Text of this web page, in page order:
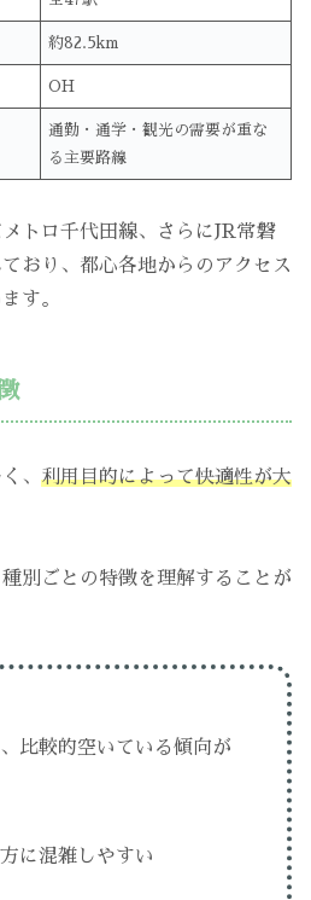
約82.5km
OH
通勤・通学・観光の需要が重な
る主要路線
トロ千代田線、さらにJR常磐
おり、都心各地からのアクセス
す。
、 利用目的によって快適性が大
別ごとの特徴を理解することが
比較的空いている傾向が
に混雑しやすい